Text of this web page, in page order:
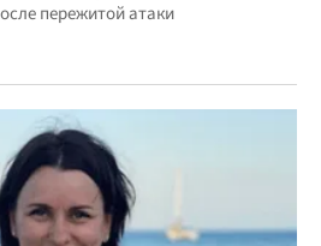
пережитой атаки